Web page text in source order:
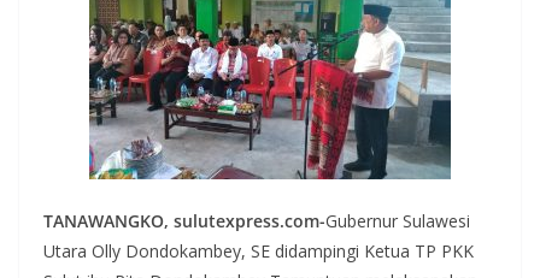
TANAWANGKO, sulutexpress.com-Gubernur Sulawesi
Utara Olly Dondokambey, SE didampingi Ketua TP PKK